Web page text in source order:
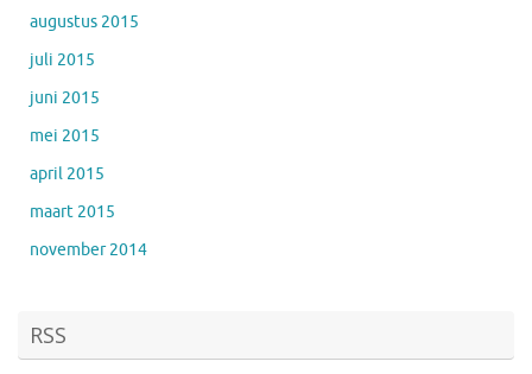
augustus 2015
juli 2015
juni 2015
mei 2015
april 2015
maart 2015
november 2014
RSS